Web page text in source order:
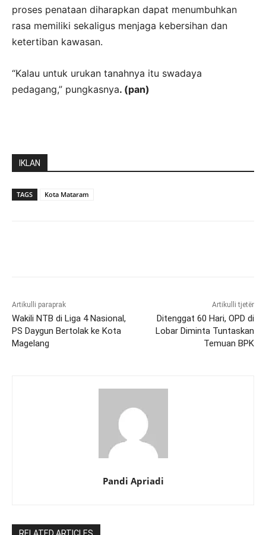
proses penataan diharapkan dapat menumbuhkan
rasa memiliki sekaligus menjaga kebersihan dan
ketertiban kawasan.
“Kalau untuk urukan tanahnya itu swadaya
pedagang,” pungkasnya. (pan)
IKLAN
TAGS Kota Mataram
Artikulli paraprak
Wakili NTB di Liga 4 Nasional,
PS Daygun Bertolak ke Kota
Magelang
Artikulli tjetër
Ditenggat 60 Hari, OPD di
Lobar Diminta Tuntaskan
Temuan BPK
Pandi Apriadi